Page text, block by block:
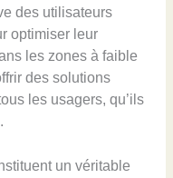
des utilisateurs
optimiser leur
les zones à faible
des solutions
les usagers, qu’ils
un véritable